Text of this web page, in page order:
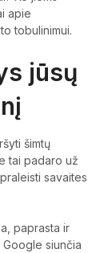
apie
tobulinimui.
jūsų
šimtų
tai padaro už
savaites
paprasta ir
siunčia